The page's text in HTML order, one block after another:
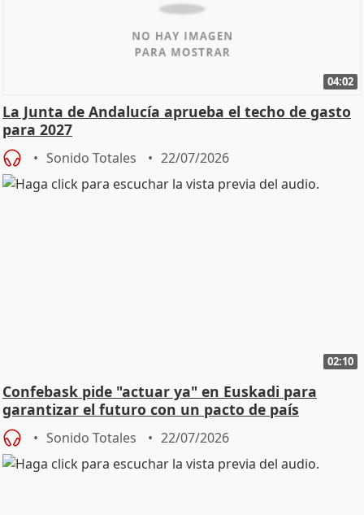
04:02
La Junta de Andalucía aprueba el techo de gasto
para 2027
Sonido Totales 22/07/2026
02:10
Confebask pide "actuar ya" en Euskadi para
garantizar el futuro con un pacto de país
Sonido Totales 22/07/2026